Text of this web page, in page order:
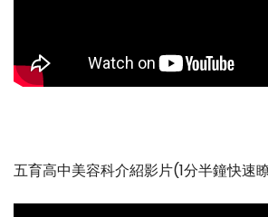
五育高中美容科介紹影片(1分半鐘快速